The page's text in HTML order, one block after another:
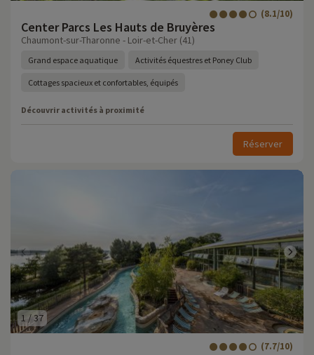
Center Parcs Les Hauts de Bruyères
(8.1/10)
Chaumont-sur-Tharonne - Loir-et-Cher (41)
Grand espace aquatique Activités équestres et Poney Club
Cottages spacieux et confortables, équipés
Découvrir activités à proximité
Réserver
1 /37
(7.7/10)